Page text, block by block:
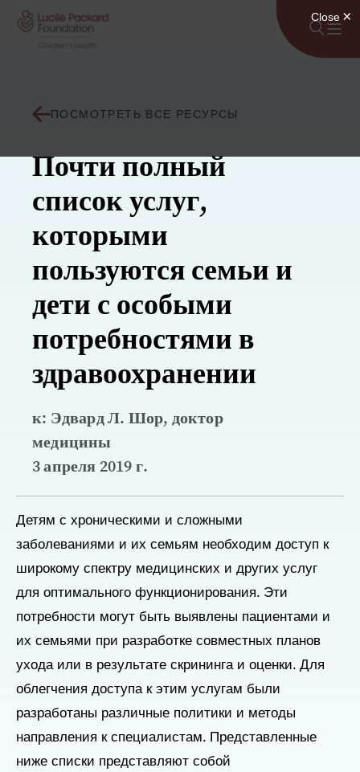
Перейти к содержанию
ПОСМОТРЕТЬ ВСЕ РЕСУРСЫ
Почти полный
список услуг,
которыми
пользуются семьи и
дети с особыми
потребностями в
здравоохранении
к: Эдвард Л. Шор, доктор
медицины
3 апреля 2019 г.
Детям с хроническими и сложными
заболеваниями и их семьям необходим доступ к
широкому спектру медицинских и других услуг
для оптимального функционирования. Эти
потребности могут быть выявлены пациентами и
их семьями при разработке совместных планов
ухода или в результате скрининга и оценки. Для
облегчения доступа к этим услугам были
разработаны различные политики и методы
направления к специалистам. Представленные
ниже списки представляют собой